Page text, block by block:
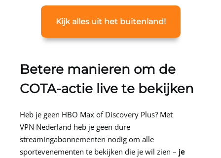
Kijk alles uit het buitenland!
Betere manieren om de
COTA-actie live te bekijken
Heb je geen HBO Max of Discovery Plus? Met
VPN Nederland heb je geen dure
streamingabonnementen nodig om alle
sportevenementen te bekijken die je wil zien – je